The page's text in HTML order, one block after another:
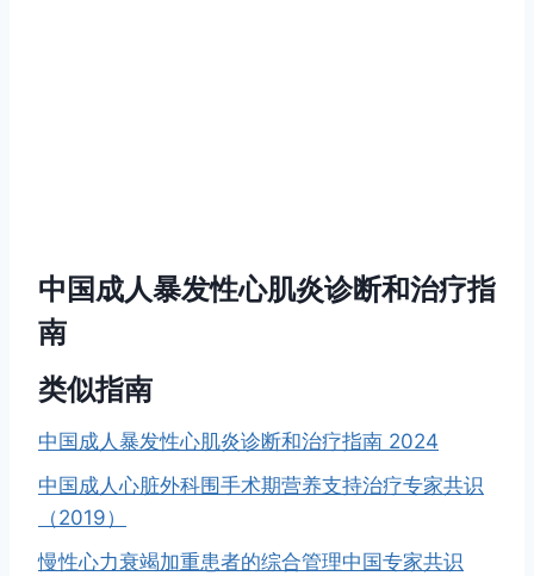
中国成人暴发性心肌炎诊断和治疗指
南
类似指南
中国成人暴发性心肌炎诊断和治疗指南 2024
中国成人心脏外科围手术期营养支持治疗专家共识
（2019）
慢性心力衰竭加重患者的综合管理中国专家共识